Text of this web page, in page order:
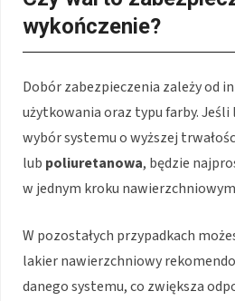
wykończenie?
Dobór zabezpieczenia zależy od
użytkowania oraz typu farby. Jeśli
wybór systemu o wyższej
lub poliuretanowa, będzie
w jednym kroku
W pozostałych przypadkach
lakier nawierzchniowy
danego systemu, co zwiększa